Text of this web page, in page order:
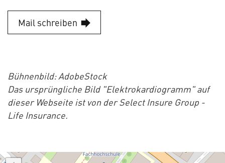
Mail schreiben
Bühnenbild: AdobeStock
Das ursprüngliche Bild "Elektrokardiogramm" auf
dieser Webseite ist von der Select Insure Group -
Life Insurance.